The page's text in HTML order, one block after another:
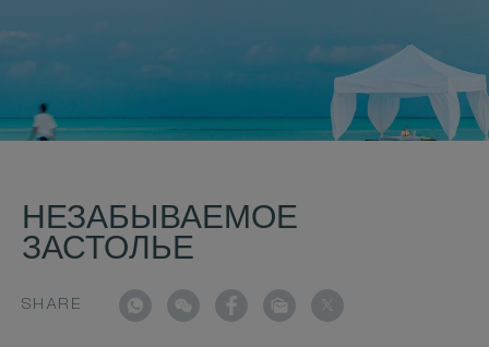
НЕЗАБЫВАЕМОЕ
ЗАСТОЛЬЕ
SHARE